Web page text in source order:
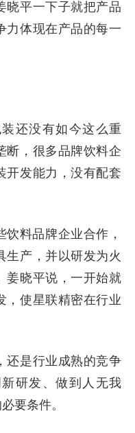
晓平一下子就把产品
力体现在产品的每一
还没有如今这么重
断，很多品牌饮料企
开发能力，没有配套
饮料品牌企业合作，
生产，并以研发为火
姜晓平说，一开始就
，使星联精密在行业
还是行业成熟的竞争
研发、做到人无我
要条件。